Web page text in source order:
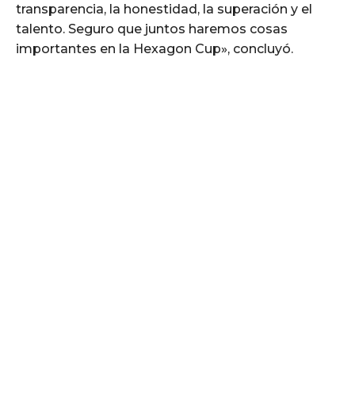
transparencia, la honestidad, la superación y el
talento. Seguro que juntos haremos cosas
importantes en la Hexagon Cup», concluyó.